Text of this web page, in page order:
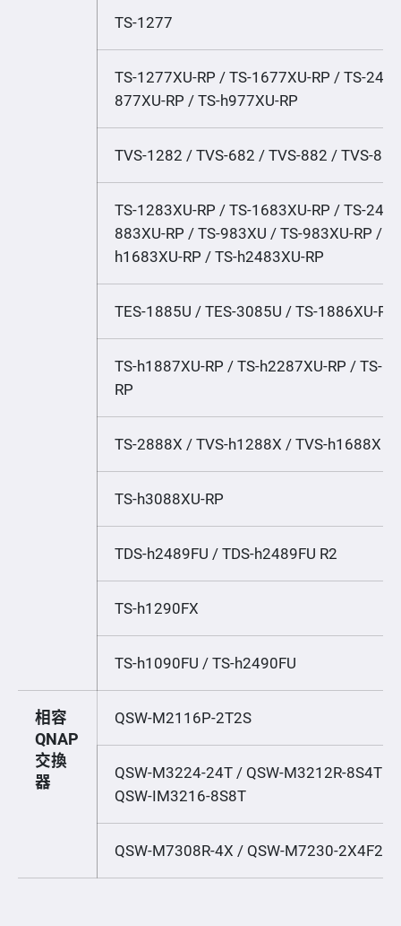
TS-1277
TS-1277XU-RP / TS-1677XU-RP / TS-
877XU-RP / TS-h977XU-RP
TVS-1282 / TVS-682 / TVS-882 / TVS-
TS-1283XU-RP / TS-1683XU-RP / TS-
883XU-RP / TS-983XU / TS-983XU-RP /
h1683XU-RP / TS-h2483XU-RP
TES-1885U / TES-3085U / TS-1886XU-RP
TS-h1887XU-RP / TS-h2287XU-RP / TS-
RP
TS-2888X / TVS-h1288X / TVS-h1688X
TS-h3088XU-RP
TDS-h2489FU / TDS-h2489FU R2
TS-h1290FX
TS-h1090FU / TS-h2490FU
相容
QNAP
交換
器
QSW-M2116P-2T2S
QSW-M3224-24T / QSW-M3212R-8S4T /
QSW-IM3216-8S8T
QSW-M7308R-4X / QSW-M7230-2X4F24T